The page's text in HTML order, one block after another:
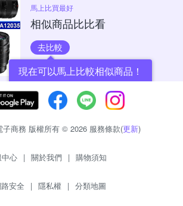
馬上比買最好
相似商品比比看
去比較
現在可以馬上比較相似商品！
子商務 版權所有 © 2026 服務條款(更新)
心 | 關於我們 | 購物須知
安全 | 隱私權 | 分類地圖